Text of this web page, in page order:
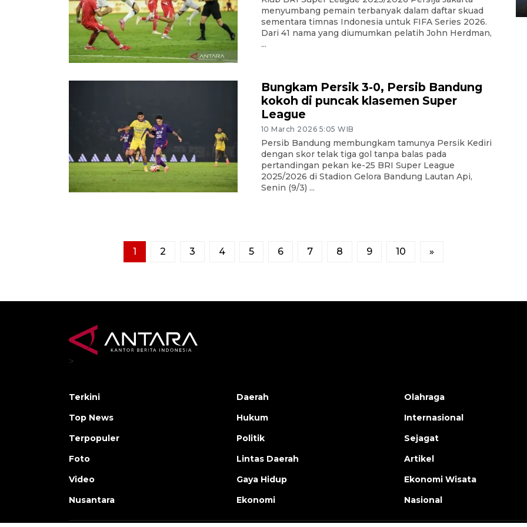
menyumbang pemain terbanyak dalam daftar skuad
sementara timnas Indonesia untuk FIFA Series 2026.
Dari 41 nama yang diumumkan pelatih John Herdman,
...
Bungkam Persik 3-0, Persib Bandung
kokoh di puncak klasemen Super
League
10 March 2026 5:05 WIB
Persib Bandung membungkam tamunya Persik Kediri
dengan skor telak tiga gol tanpa balas pada
pertandingan pekan ke-25 BRI Super League
2025/2026 di Stadion Gelora Bandung Lautan Api,
Senin (9/3) ...
1 2 3 4 5 6 7 8 9 10 »
>
Terkini
Top News
Terpopuler
Foto
Video
Nusantara
Daerah
Hukum
Politik
Lintas Daerah
Gaya Hidup
Ekonomi
Olahraga
Internasional
Sejagat
Artikel
Ekonomi Wisata
Nasional